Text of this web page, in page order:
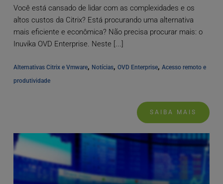
Você está cansado de lidar com as complexidades e os
altos custos da Citrix? Está procurando uma alternativa
mais eficiente e econômica? Não precisa procurar mais: o
Inuvika OVD Enterprise. Neste [...]
Alternativas Citrix e Vmware, Notícias, OVD Enterprise, Acesso remoto e
produtividade
SAIBA MAIS